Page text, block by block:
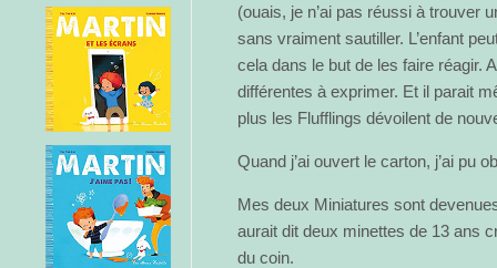
(ouais, je n’ai pas réussi à trouver
sans vraiment sautiller. L’enfant
cela dans le but de les faire réagir.
différentes à exprimer. Et il parait
plus les Flufflings dévoilent de
Quand j’ai ouvert le carton, j’ai pu
Mes deux Miniatures sont
aurait dit deux minettes de 13 ans
du coin.